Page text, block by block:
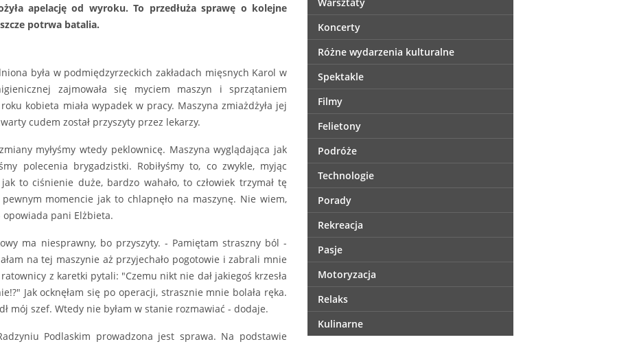
apelację od wyroku. To przedłuża sprawę o kolejne
potrwa batalia.
była w podmiędzyrzeckich zakładach mięsnych Karol w
zajmowała się myciem maszyn i sprzątaniem
kobieta miała wypadek w pracy. Maszyna zmiażdżyła jej
cudem został przyszyty przez lekarzy.
myłyśmy wtedy peklownicę. Maszyna wyglądająca jak
polecenia brygadzistki. Robiłyśmy to, co zwykle, myjąc
to ciśnienie duże, bardzo wahało, to człowiek trzymał tę
momencie jak to chlapnęło na maszynę. Nie wiem,
opowiada pani Elżbieta.
ma niesprawny, bo przyszyty. - Pamiętam straszny ból -
na tej maszynie aż przyjechało pogotowie i zabrali mnie
z karetki pytali: "Czemu nikt nie dał jakiegoś krzesła
Jak ocknęłam się po operacji, strasznie mnie bolała ręka.
mój szef. Wtedy nie byłam w stanie rozmawiać - dodaje.
Podlaskim prowadzona jest sprawa. Na podstawie
Koncerty
Różne wydarzenia kulturalne
Spektakle
Filmy
Felietony
Podróże
Technologie
Porady
Rekreacja
Pasje
Motoryzacja
Relaks
Kulinarne